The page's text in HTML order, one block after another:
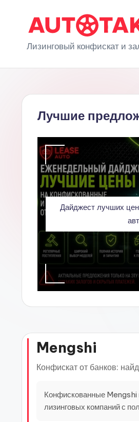
Перейти
A
u
t
Лизинговый конфискат и
Лучшие
Дайджест лучших
Mengshi
Конфискат от банков:
Конфискованные Mengshi
лизинговых компаний с